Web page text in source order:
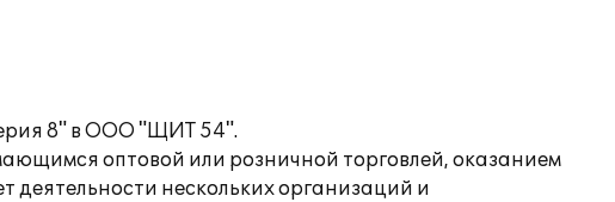
8" в ООО "ЩИТ 54".
оптовой или розничной торговлей, оказанием
деятельности нескольких организаций и